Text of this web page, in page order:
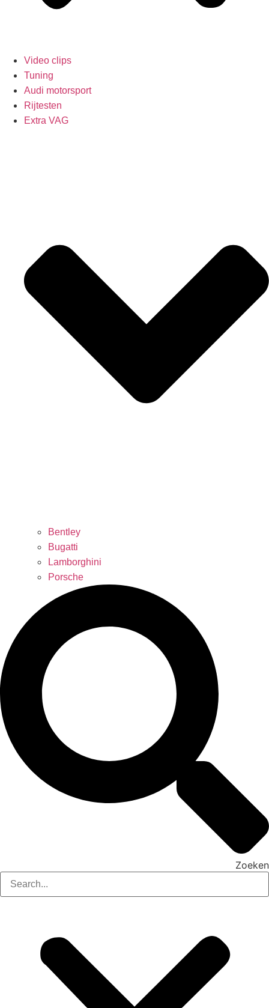
Video clips
Tuning
Audi motorsport
Rijtesten
Extra VAG
Bentley
Bugatti
Lamborghini
Porsche
Zoeken